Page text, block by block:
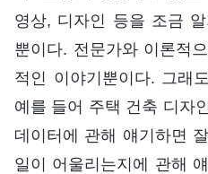
영상, 디자인 등을 조금
뿐이다. 전문가와 이론적
적인 이야기뿐이다. 그래
예를 들어 주택 건축 디자
데이터에 관해 얘기하면
일이 어울리는지에 관해